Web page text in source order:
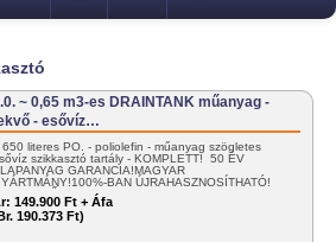
~ 0,65 m3-es DRAINTANK műanyag -
- esővíz…
650 literes PO. - poliolefin - műanyag szögletes
szikkasztó tartály - KOMPLETT! 50 ÉV
GARANCIA!MAGYAR
BAN ÚJRAHASZNOSÍTHATÓ!
149.900 Ft + Áfa
190.373 Ft)